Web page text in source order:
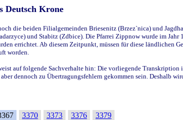
Deutsch Krone
die beiden Filialgemeinden Briesenitz (Brzez`nica) und
und Stabitz (Zdbice). Die Pfarrei Zippnow wurde im
errichtet. Ab diesem Zeitpunkt, müssen für diese ländlichen
worden.
auf folgende Sachverhalte hin: Die vorliegende
dennoch zu Übertragungsfehlern gekommen sein. Deshalb
3370 3373 3376
3379